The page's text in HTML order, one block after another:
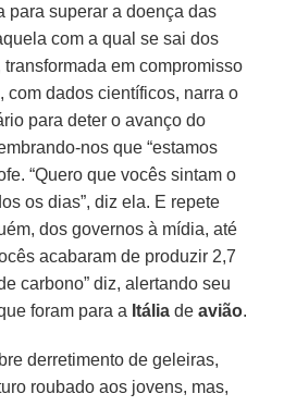
para superar a doença das
com a qual se sai dos
em compromisso
, com dados científicos, narra o
para deter o avanço do
nos que “estamos
“Quero que vocês sintam o
os dias”, diz ela. E repete
dos governos à mídia, até
acabaram de produzir 2,7
carbono” diz, alertando seu
foram para a Itália deavião.
derretimento de geleiras,
roubado aos jovens, mas,